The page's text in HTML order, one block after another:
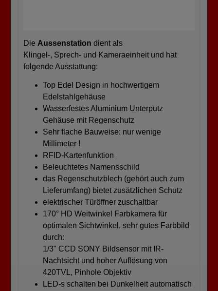
Die Aussenstation dient als
Klingel-, Sprech- und Kameraeinheit und hat
folgende Ausstattung:
Top Edel Design in hochwertigem
Edelstahlgehäuse
Wasserfestes Aluminium Unterputz
Gehäuse mit Regenschutz
Sehr flache Bauweise: nur wenige
Millimeter !
RFID-Kartenfunktion
Beleuchtetes Namensschild
das Regenschutzblech (gehört auch zum
Lieferumfang) bietet zusätzlichen Schutz
elektrischer Türöffner zuschaltbar
170° HD Weitwinkel Farbkamera für
optimalen Sichtwinkel, sehr gutes Farbbild
durch:
1/3" CCD SONY Bildsensor mit IR-
Nachtsicht und hoher Auflösung von
420TVL, Pinhole Objektiv
LED-s schalten bei Dunkelheit automatisch